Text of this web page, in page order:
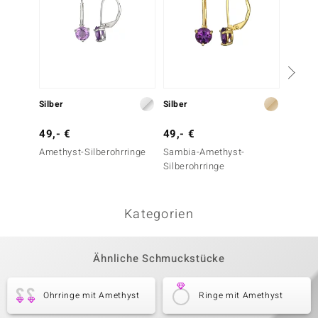
Silber
49,- €
Amethyst-Silberohrringe
Silber
49,- €
Sambia-Amethyst-
Silberohrringe
Kategorien
Ähnliche Schmuckstücke
Ohrringe mit Amethyst Ringe mit Amethyst